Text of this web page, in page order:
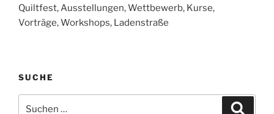
Quiltfest, Ausstellungen, Wettbewerb, Kurse,
Vorträge, Workshops, Ladenstraße
SUCHE